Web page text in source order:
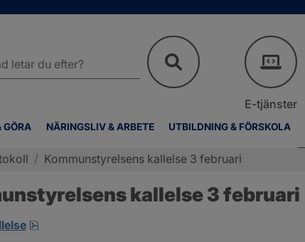
GÖRA NÄRINGSLIV & ARBETE UTBILDNING & FÖRSKOLA
E-tjänster
/ Kommunstyrelsens kallelse 3 februari
kallelse 3 februari
pdf, 7.9 MB, öppnas i nytt fönster.